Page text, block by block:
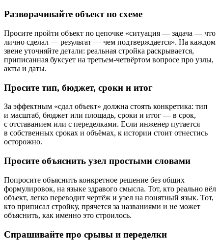
Разворачивайте объект по схеме
Просите пройти объект по цепочке «ситуация — задача — что
лично сделал — результат — чем подтверждается». На каждом
звене уточняйте детали: реальная стройка раскрывается,
приписанная буксует на третьем-четвёртом вопросе про узлы,
акты и даты.
Просите тип, бюджет, сроки и итог
За эффектным «сдал объект» должна стоять конкретика: тип
и масштаб, бюджет или площадь, сроки и итог — в срок,
с отставанием или с переделками. Если инженер путается
в собственных сроках и объёмах, к истории стоит отнестись
осторожно.
Просите объяснить узел простыми словами
Попросите объяснить конкретное решение без общих
формулировок, на языке здравого смысла. Тот, кто реально вёл
объект, легко переводит чертёж и узел на понятный язык. Тот,
кто приписал стройку, прячется за названиями и не может
объяснить, как именно это строилось.
Спрашивайте про срывы и переделки